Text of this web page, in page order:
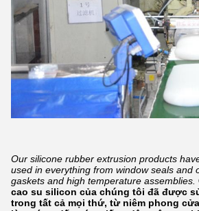
Our silicone rubber extrusion products
used in everything from window seals and
gaskets and high temperature assemblies.
cao su silicon của chúng tôi đã được
trong tất cả mọi thứ, từ niêm phong